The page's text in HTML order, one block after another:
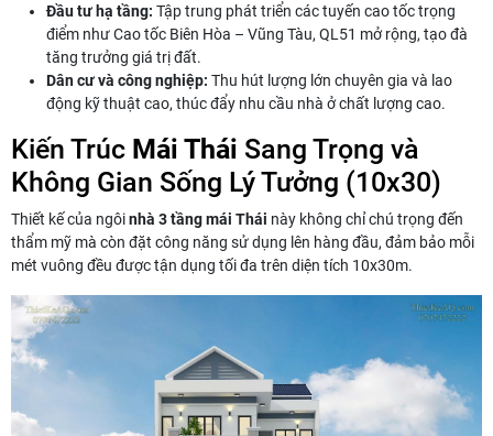
Đầu tư hạ tầng: Tập trung phát triển các tuyến cao tốc trọng
điểm như Cao tốc Biên Hòa – Vũng Tàu, QL51 mở rộng, tạo đà
tăng trưởng giá trị đất.
Dân cư và công nghiệp: Thu hút lượng lớn chuyên gia và lao
động kỹ thuật cao, thúc đẩy nhu cầu nhà ở chất lượng cao.
Kiến Trúc Mái Thái Sang Trọng và
Không Gian Sống Lý Tưởng (10x30)
Thiết kế của ngôinhà 3 tầng mái Thái này không chỉ chú trọng đến
thẩm mỹ mà còn đặt công năng sử dụng lên hàng đầu, đảm bảo mỗi
mét vuông đều được tận dụng tối đa trên diện tích 10x30m.